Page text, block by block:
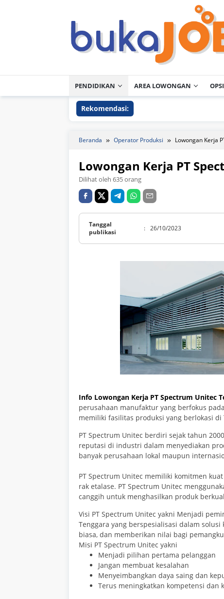
PENDIDIKAN AREA LOWONGAN
Rekomendasi:
Beranda Operator Produksi Lowongan Kerja
Lowongan Kerja PT
Dilihat oleh 635 orang
Tanggal
publikasi
: 26/10/2023
Info Lowongan Kerja PT Spectrum Unitec
perusahaan manufaktur yang berfokus
memiliki fasilitas produksi yang berlokasi di
PT Spectrum Unitec berdiri sejak tahun
reputasi di industri dalam menyediakan
banyak perusahaan lokal maupun
PT Spectrum Unitec memiliki komitmen
rak etalase. PT Spectrum Unitec
canggih untuk menghasilkan produk
Visi PT Spectrum Unitec yakni Menjadi
Tenggara yang berspesialisasi dalam
biasa, dan memberikan nilai bagi
Misi PT Spectrum Unitec yakni
Menjadi pilihan pertama pelanggan
Jangan membuat kesalahan
Menyeimbangkan daya saing dan
Terus meningkatkan kompetensi dan